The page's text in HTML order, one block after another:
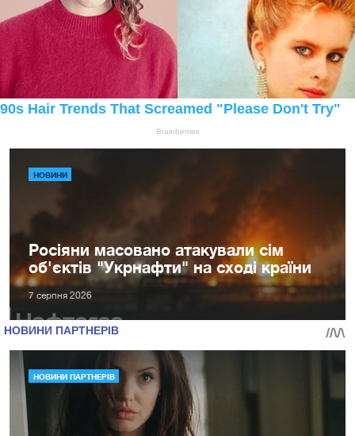
НОВИНИ
Росіяни масовано атакували сім
об'єктів "Укрнафти" на сході країни
7 серпня 2026